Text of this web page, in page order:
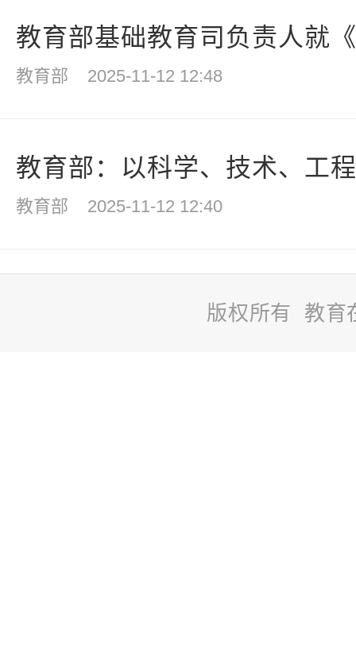
教育部基础教育司负责人就
教育部 2025-11-12 12:48
教育部：以科学、技术、工
教育部 2025-11-12 12:40
版权所有 教育